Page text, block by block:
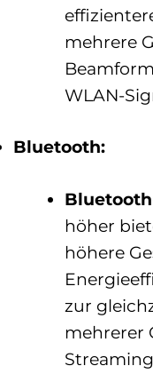
mehrere
WLAN-
Bluetooth:
höher
höhere
zur
mehrerer